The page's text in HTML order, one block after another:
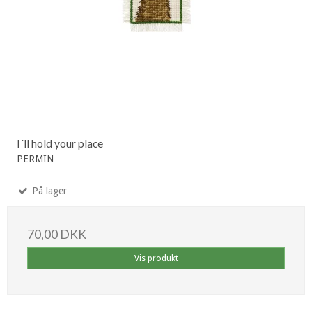
I´ll hold your place
PERMIN
På lager
70,00 DKK
Vis produkt